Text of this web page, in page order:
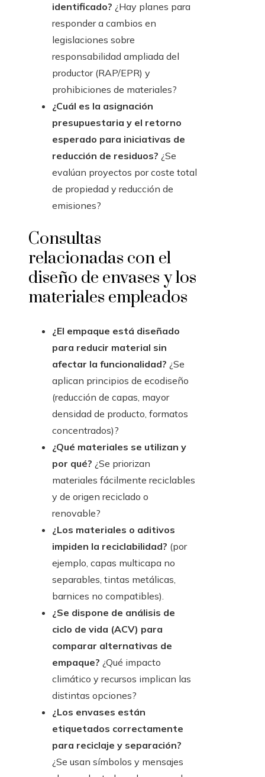
identificado? ¿Hay planes para
responder a cambios en
legislaciones sobre
responsabilidad ampliada del
productor (RAP/EPR) y
prohibiciones de materiales?
¿Cuál es la asignación
presupuestaria y el retorno
esperado para iniciativas de
reducción de residuos? ¿Se
evalúan proyectos por coste total
de propiedad y reducción de
emisiones?
Consultas
relacionadas con el
diseño de envases y los
materiales empleados
¿El empaque está diseñado
para reducir material sin
afectar la funcionalidad? ¿Se
aplican principios de ecodiseño
(reducción de capas, mayor
densidad de producto, formatos
concentrados)?
¿Qué materiales se utilizan y
por qué? ¿Se priorizan
materiales fácilmente reciclables
y de origen reciclado o
renovable?
¿Los materiales o aditivos
impiden la reciclabilidad? (por
ejemplo, capas multicapa no
separables, tintas metálicas,
barnices no compatibles).
¿Se dispone de análisis de
ciclo de vida (ACV) para
comparar alternativas de
empaque? ¿Qué impacto
climático y recursos implican las
distintas opciones?
¿Los envases están
etiquetados correctamente
para reciclaje y separación?
¿Se usan símbolos y mensajes